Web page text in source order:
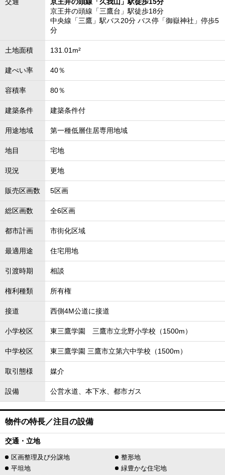
京王井の頭線「三鷹台」駅徒歩18分
中央線「三鷹」駅バス20分 バス停「御嶽神社」停歩5
分
土地面積 131.01m²
建ぺい率 40％
容積率 80％
建築条件 建築条件付
用途地域 第一種低層住居専用地域
地目 宅地
現況 更地
販売区画数 5区画
総区画数 全6区画
都市計画 市街化区域
最適用途 住宅用地
引渡時期 相談
権利種類 所有権
接道 西側4M公道に接道
小学校区 東三鷹学園 三鷹市立北野小学校（1500m）
中学校区 東三鷹学園 三鷹市立第六中学校（1500m）
取引態様 媒介
設備 公営水道、本下水、都市ガス
物件の特長／注目の設備
交通・立地
区画整理及び分譲地
整形地
平坦地
緑豊かな住宅地